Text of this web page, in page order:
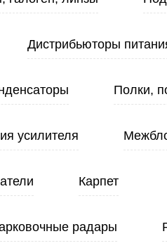
Дистрибьюторы
Полки,
усилителя
Карпет
радары